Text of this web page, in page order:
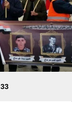
33komentara